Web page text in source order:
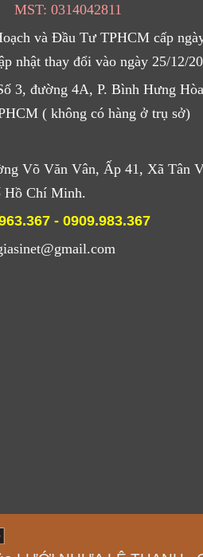
MST: 0314042811
và Đầu Tư TPHCM cấp
nhật thay đổi vào ngày 25/12/
3, đường 4A, P. Bình Hưng
( không có hàng ở trụ sở)
Võ Văn Vân, Ấp 41, Xã Tân
Hồ Chí Minh.
- 0909.983.367